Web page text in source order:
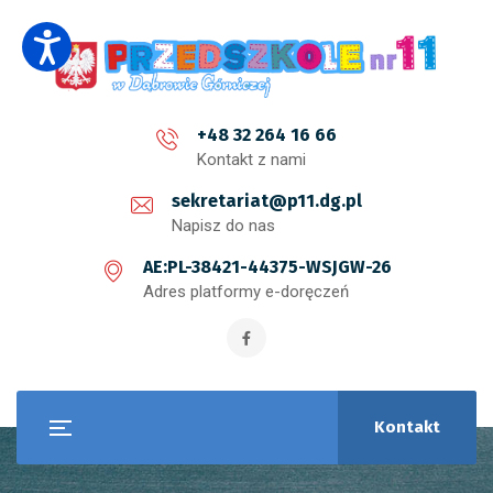
+48 32 264 16 66
Kontakt z nami
sekretariat@p11.dg.pl
Napisz do nas
AE:PL-38421-44375-WSJGW-26
Adres platformy e-doręczeń
Kontakt